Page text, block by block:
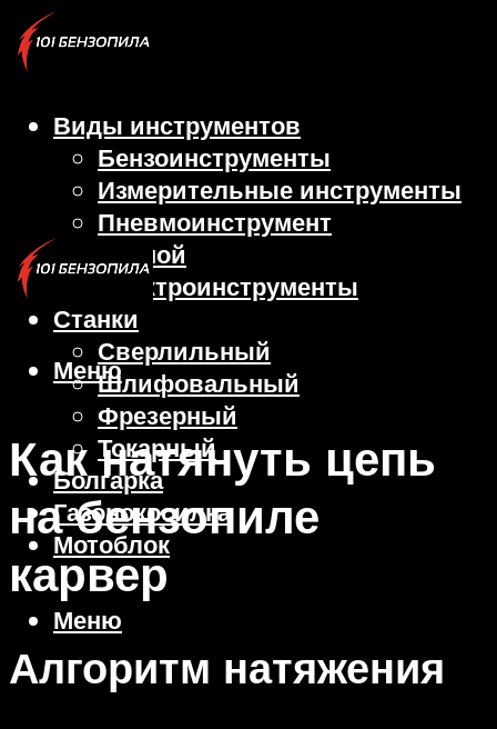
Виды инструментов
Бензоинструменты
Измерительные инструменты
Пневмоинструмент
Ручной
Электроинструменты
Станки
Сверлильный
Шлифовальный
Фрезерный
Токарный
Болгарка
Газонокосилка
Мотоблок
Меню
Меню
Как натянуть цепь
на бензопиле
карвер
Алгоритм натяжения